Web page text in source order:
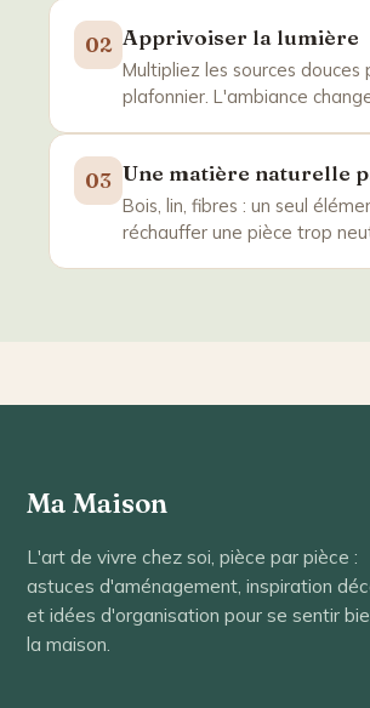
02 Apprivoiser la lumière
Multipliez les sources douces
plafonnier. L'ambiance
03 Une matière naturelle
Bois, lin, fibres : un seul
réchauffer une pièce trop
Ma Maison
L'art de vivre chez soi, pièce par pièce :
astuces d'aménagement, inspiration
et idées d'organisation pour se sentir
la maison.